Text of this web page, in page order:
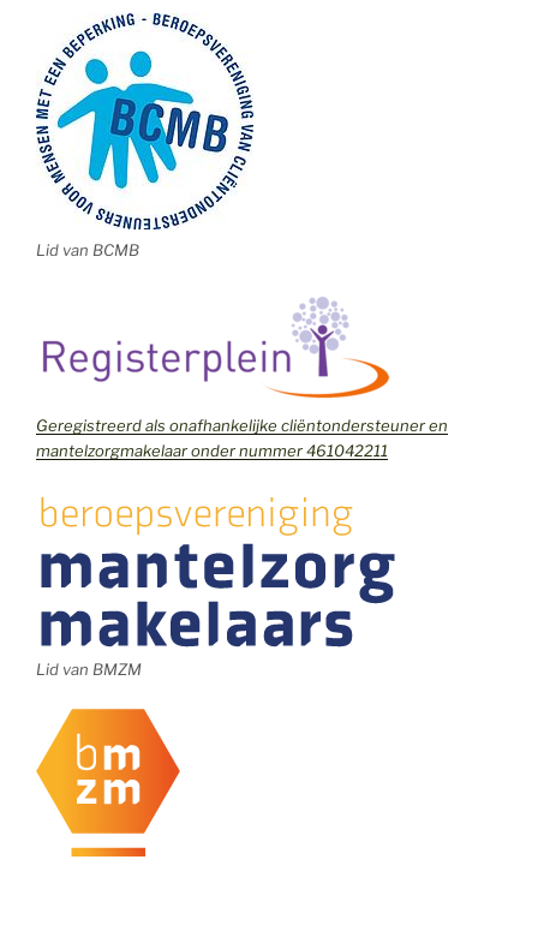
Lid van BCMB
Geregistreerd als onafhankelijke cliëntondersteuner en
mantelzorgmakelaar onder nummer 461042211
Lid van BMZM